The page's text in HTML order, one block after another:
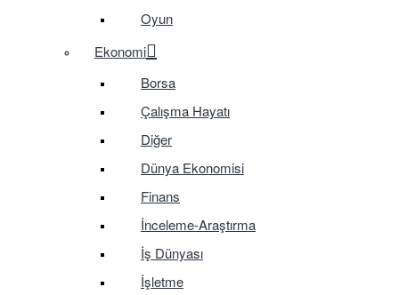
Oyun
Ekonomi
Borsa
Çalışma Hayatı
Diğer
Dünya Ekonomisi
Finans
İnceleme-Araştırma
İş Dünyası
İşletme